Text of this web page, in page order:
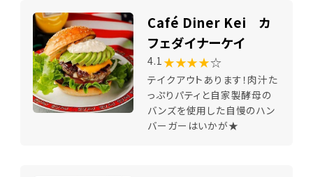
Café Diner Kei カ
フェダイナーケイ
4.1 ★★★★☆
テイクアウトあります！肉汁た
っぷりパティと自家製酵母の
バンズを使用した自慢のハン
バーガーはいかが★